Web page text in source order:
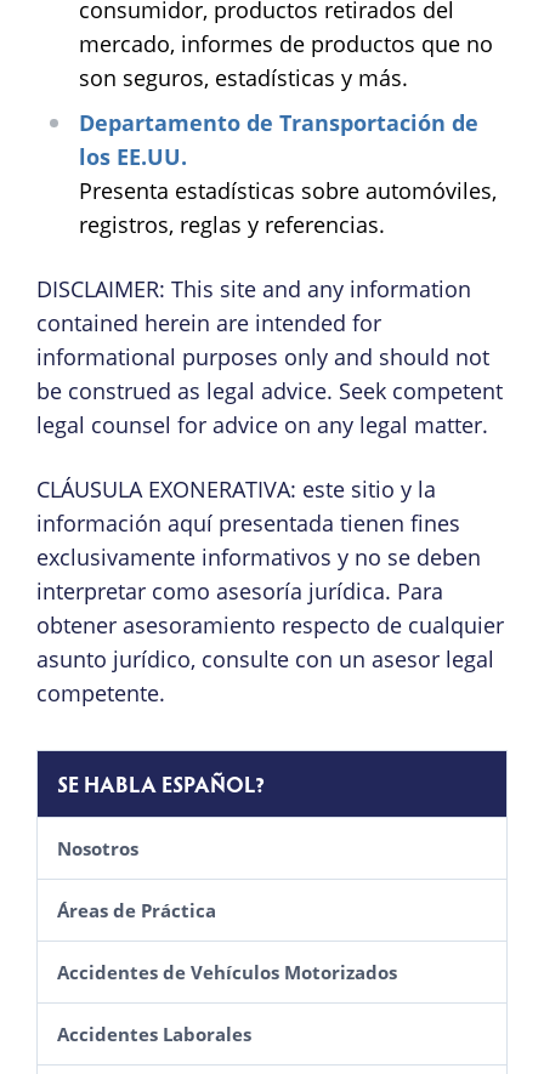
consumidor, productos retirados del
mercado, informes de productos que no
son seguros, estadísticas y más.
Departamento de Transportación de
los EE.UU.
Presenta estadísticas sobre automóviles,
registros, reglas y referencias.
DISCLAIMER: This site and any information
contained herein are intended for
informational purposes only and should not
be construed as legal advice. Seek competent
legal counsel for advice on any legal matter.
CLÁUSULA EXONERATIVA: este sitio y la
información aquí presentada tienen fines
exclusivamente informativos y no se deben
interpretar como asesoría jurídica. Para
obtener asesoramiento respecto de cualquier
asunto jurídico, consulte con un asesor legal
competente.
SE HABLA ESPAÑOL?
Nosotros
Áreas de Práctica
Accidentes de Vehículos Motorizados
Accidentes Laborales